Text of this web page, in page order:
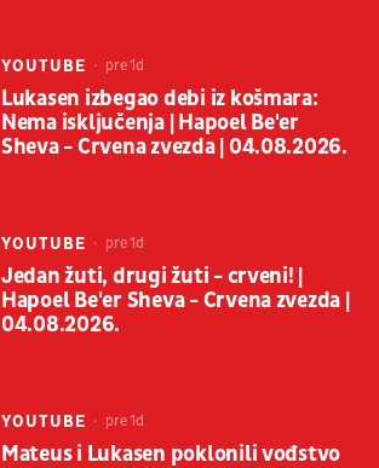
YOUTUBE pre 1d
Lukasen izbegao debi iz košmara:
Nema isključenja | Hapoel Be'er
Sheva - Crvena zvezda | 04.08.2026.
YOUTUBE pre 1d
Jedan žuti, drugi žuti - crveni! |
Hapoel Be'er Sheva - Crvena zvezda |
04.08.2026.
YOUTUBE pre 1d
Mateus i Lukasen poklonili vođstvo